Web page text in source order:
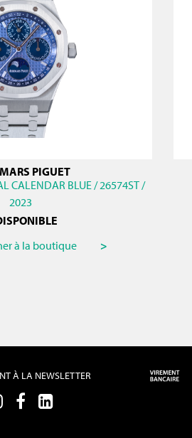
PIGUET
CALENDAR BLUE / 26574ST /
2023
à la boutique >
À LA NEWSLETTER